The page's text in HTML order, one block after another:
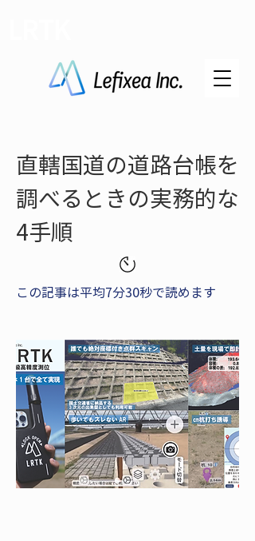
直轄国道の道路台帳を
調べるときの実務的な
4手順
この記事は平均7分30秒で読めます